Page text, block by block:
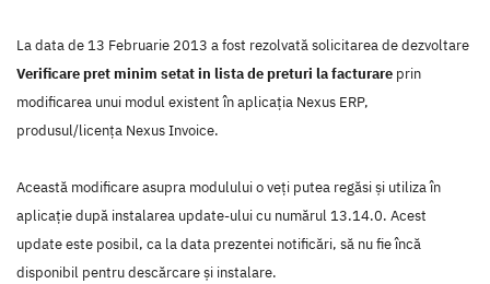
La data de 13 Februarie 2013 a fost rezolvată solicitarea de dezvoltare
Verificare pret minim setat in lista de preturi la facturare prin
modificarea unui modul existent în aplicaţia Nexus ERP,
produsul/licenţa Nexus Invoice.
Această modificare asupra modulului o veţi putea regăsi şi utiliza în
aplicaţie după instalarea update-ului cu numărul 13.14.0. Acest
update este posibil, ca la data prezentei notificări, să nu fie încă
disponibil pentru descărcare şi instalare.